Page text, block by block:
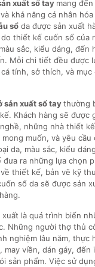
xuất sổ tay mang
khả năng cá nhân
sổda được sản xuất
thiết kế cuốn sổ của
sắc, kiểu dáng, đến
Mỗi chi tiết đều được
tính, sở thích, và
sản xuất sổ taythường
Khách hàng sẽ được
những nhà thiết
muốn, và yêu
da, màu sắc, kiểu
đưa ra những lựa chọn
thiết kế, bản vẽ kỹ
sổ da sẽ được sản
xuất là quá trình biến
Những người thợ thủ
nghiệm lâu năm, thực
may viền, dán gáy, đến
sản phẩm. Việc sử